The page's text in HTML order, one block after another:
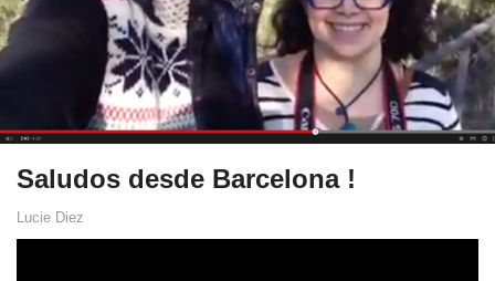
Saludos desde Barcelona !
Lucie Diez